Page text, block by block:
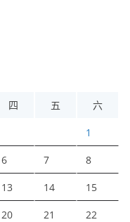
四 五 六
1
6 7 8
13 14 15
20 21 22